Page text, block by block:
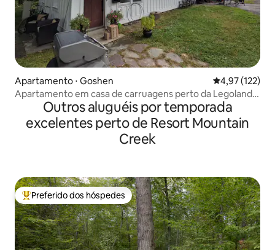
Apartamento ⋅ Goshen 4,97 de uma
4,97 (122)
Apartamento em casa de carruagens perto da Legoland
Outros aluguéis por temporada
excelentes perto de Resort Mountain
Creek
Entre os melhores preferidos dos hóspedes
Preferido dos hóspedes